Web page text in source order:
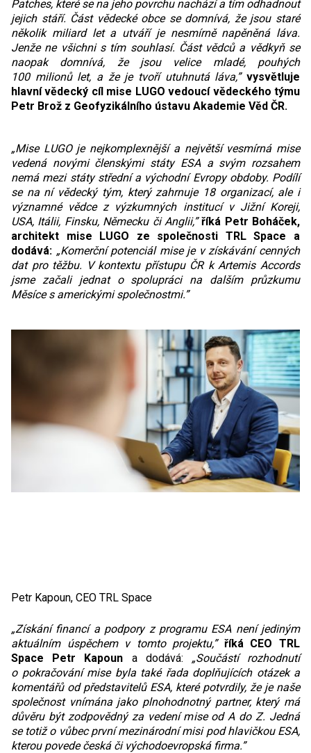
Patches, které se na jeho povrchu nachází a tím odhadnout
jejich stáří. Část vědecké obce se domnívá, že jsou staré
několik miliard let a utváří je nesmírně napěněná láva.
Jenže ne všichni s tím souhlasí. Část vědců a vědkyň se
naopak domnívá, že jsou velice mladé, pouhých
100 milionů let, a že je tvoří utuhnutá láva,” vysvětluje
hlavní vědecký cíl mise LUGO vedoucí vědeckého týmu
Petr Brož z Geofyzikálního ústavu Akademie Věd ČR.
„Mise LUGO je nejkomplexnější a největší vesmírná mise
vedená novými členskými státy ESA a svým rozsahem
nemá mezi státy střední a východní Evropy obdoby. Podílí
se na ní vědecký tým, který zahrnuje 18 organizací, ale i
významné vědce z výzkumných institucí v Jižní Koreji,
USA, Itálii, Finsku, Německu či Anglii,”říká Petr Boháček,
architekt mise LUGO ze společnosti TRL Space a
dodává: „Komerční potenciál mise je v získávání cenných
dat pro těžbu. V kontextu přístupu ČR k Artemis Accords
jsme začali jednat o spolupráci na dalším průzkumu
Měsíce s americkými společnostmi.”
Petr Kapoun, CEO TRL Space
„Získání financí a podpory z programu ESA není jediným
aktuálním úspěchem v tomto projektu,” říká CEO TRL
Space Petr Kapoun a dodává: „Součástí rozhodnutí
o pokračování mise byla také řada doplňujících otázek a
komentářů od představitelů ESA, které potvrdily, že je naše
společnost vnímána jako plnohodnotný partner, který má
důvěru být zodpovědný za vedení mise od A do Z. Jedná
se totiž o vůbec první mezinárodní misi pod hlavičkou ESA,
kterou povede česká či východoevropská firma.”